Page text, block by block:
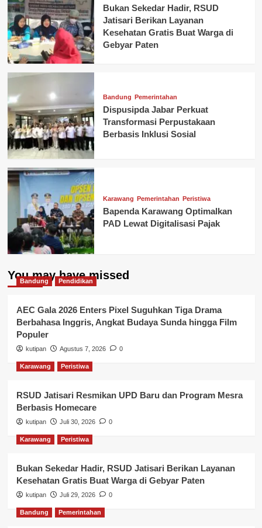
Bukan Sekedar Hadir, RSUD
Jatisari Berikan Layanan
Kesehatan Gratis Buat Warga di
Gebyar Paten
Bandung Pemerintahan
Dispusipda Jabar Perkuat
Transformasi Perpustakaan
Berbasis Inklusi Sosial
Karawang Pemerintahan Peristiwa
Bapenda Karawang Optimalkan
PAD Lewat Digitalisasi Pajak
You may have missed
Bandung Pendidikan
AEC Gala 2026 Enters Pixel Suguhkan Tiga Drama
Berbahasa Inggris, Angkat Budaya Sunda hingga Film
Populer
kutipan Agustus 7, 2026 0
Karawang Peristiwa
RSUD Jatisari Resmikan UPD Baru dan Program Mesra
Berbasis Homecare
kutipan Juli 30, 2026 0
Karawang Peristiwa
Bukan Sekedar Hadir, RSUD Jatisari Berikan Layanan
Kesehatan Gratis Buat Warga di Gebyar Paten
kutipan Juli 29, 2026 0
Bandung Pemerintahan